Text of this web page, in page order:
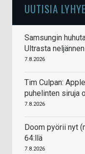
UUTISIA
Samsungin
Ultrasta
7.8.2026
Tim Culpan:
puhelinten siruja
7.8.2026
Doom pyörii nyt
64:llä
7.8.2026